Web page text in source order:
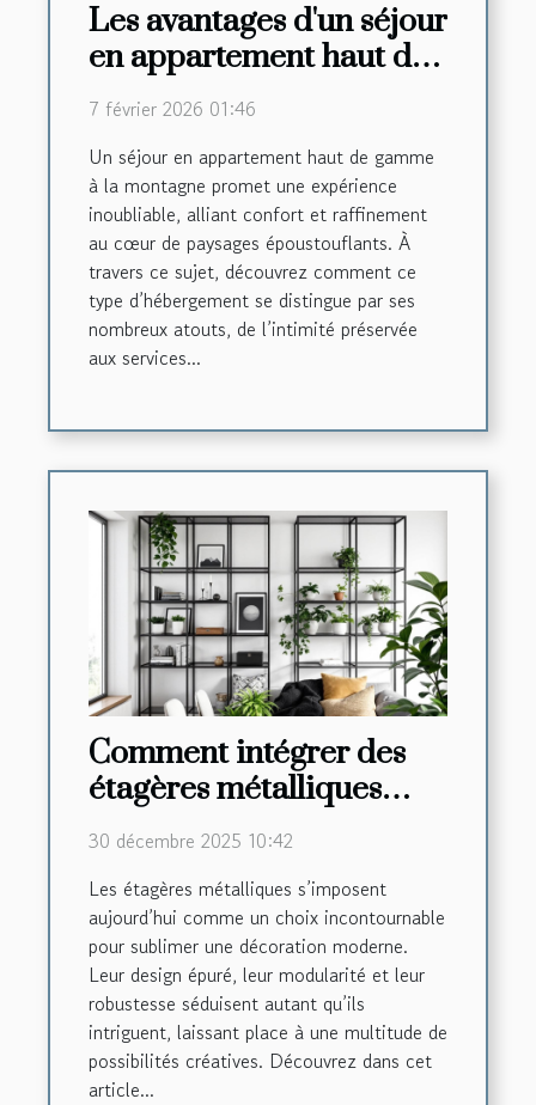
Les avantages d'un séjour
en appartement haut de
gamme à la montagne
7 février 2026 01:46
Un séjour en appartement haut de gamme
à la montagne promet une expérience
inoubliable, alliant confort et raffinement
au cœur de paysages époustouflants. À
travers ce sujet, découvrez comment ce
type d’hébergement se distingue par ses
nombreux atouts, de l’intimité préservée
aux services...
Comment intégrer des
étagères métalliques
dans une décoration
moderne ?
30 décembre 2025 10:42
Les étagères métalliques s’imposent
aujourd’hui comme un choix incontournable
pour sublimer une décoration moderne.
Leur design épuré, leur modularité et leur
robustesse séduisent autant qu’ils
intriguent, laissant place à une multitude de
possibilités créatives. Découvrez dans cet
article...